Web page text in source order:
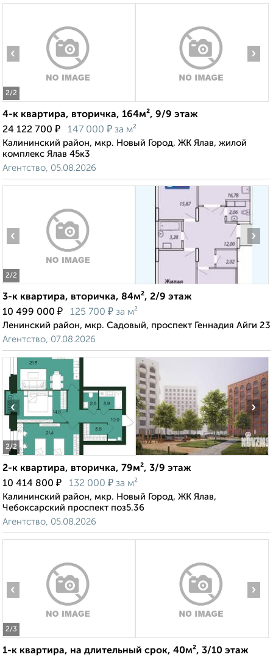
2/2
‹ ›
4-к квартира, вторичка, 164м², 9/9 этаж
24 122 700 ₽ 147 000 ₽ за м²
Калининский район, мкр. Новый Город, ЖК Ялав, жилой
комплекс Ялав 45к3
Агентство, 05.08.2026
2/2
‹ ›
3-к квартира, вторичка, 84м², 2/9 этаж
10 499 000 ₽ 125 700 ₽ за м²
Ленинский район, мкр. Садовый, проспект Геннадия Айги 23
Агентство, 07.08.2026
2/2
‹ ›
2-к квартира, вторичка, 79м², 3/9 этаж
10 414 800 ₽ 132 000 ₽ за м²
Калининский район, мкр. Новый Город, ЖК Ялав,
Чебоксарский проспект поз5.36
Агентство, 05.08.2026
2/3
‹ ›
1-к квартира, на длительный срок, 40м², 3/10 этаж